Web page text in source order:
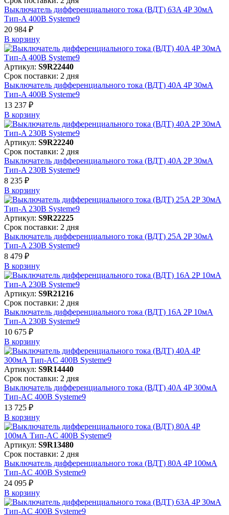
Выключатель дифференциального тока (ВДТ) 63A 4P 30мА
Тип-A 400В Systeme9
20 984 ₽
В корзинy
Артикул: S9R22440
Срок поставки: 2 дня
Выключатель дифференциального тока (ВДТ) 40A 4P 30мА
Тип-A 400В Systeme9
13 237 ₽
В корзинy
Артикул: S9R22240
Срок поставки: 2 дня
Выключатель дифференциального тока (ВДТ) 40A 2P 30мА
Тип-A 230В Systeme9
8 235 ₽
В корзинy
Артикул: S9R22225
Срок поставки: 2 дня
Выключатель дифференциального тока (ВДТ) 25A 2P 30мА
Тип-A 230В Systeme9
8 479 ₽
В корзинy
Артикул: S9R21216
Срок поставки: 2 дня
Выключатель дифференциального тока (ВДТ) 16A 2P 10мА
Тип-A 230В Systeme9
10 675 ₽
В корзинy
Артикул: S9R14440
Срок поставки: 2 дня
Выключатель дифференциального тока (ВДТ) 40A 4P 300мА
Тип-AC 400В Systeme9
13 725 ₽
В корзинy
Артикул: S9R13480
Срок поставки: 2 дня
Выключатель дифференциального тока (ВДТ) 80A 4P 100мА
Тип-AC 400В Systeme9
24 095 ₽
В корзинy